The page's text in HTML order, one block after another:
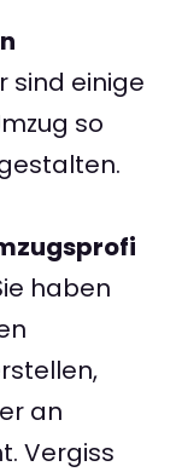
sind einige
so
haben
an
Vergiss